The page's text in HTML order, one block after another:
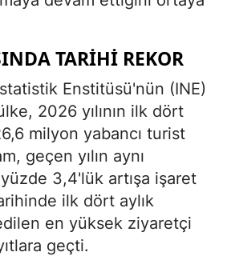
TARIHI REKOR
Enstitüsü'nün (INE)
2026 yılının ilk dört
milyon yabancı turist
geçen yılın aynı
3,4'lük artışa işaret
ilk dört aylık
en yüksek ziyaretçi
geçti.